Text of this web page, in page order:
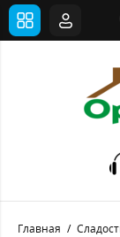
Главная